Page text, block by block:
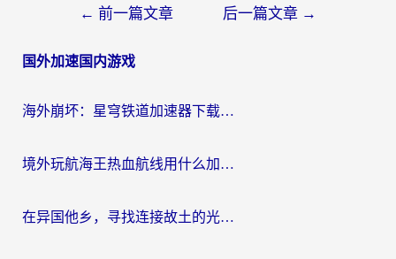
导
← 前一篇文章 后一篇文章 →
国外加速国内游戏
海外崩坏：星穹铁道加速器下载安装：一份给游子的终极网络指南
境外玩航海王热血航线用什么加速器？2026海外玩家实测最优方案（附欧洲问道堡垒前线加速技巧）
在异国他乡，寻找连接故土的光明大陆免费加速器